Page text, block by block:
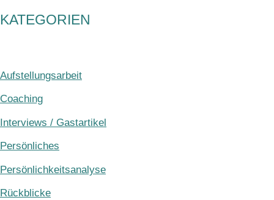
KATEGORIEN
Aufstellungsarbeit
Coaching
Interviews / Gastartikel
Persönliches
Persönlichkeitsanalyse
Rückblicke